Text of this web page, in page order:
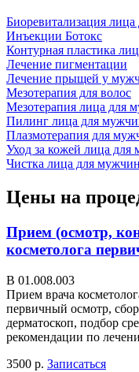
Биоревитализация
Инъекции Ботокс
Контурная пластика
Лечение пигментации
Лечение прыщей у
Мезотерапия для волос
Мезотерапия лица для
Пилинг лица для
Плазмотерапия для
Уход за кожей лица для
Чистка лица для мужчин
Цены на
Прием (осмотр,
косметолога
В 01.008.003
Прием врача
первичный осмотр,
дерматоскоп, подбор
рекомендации по
3500 р. Записаться